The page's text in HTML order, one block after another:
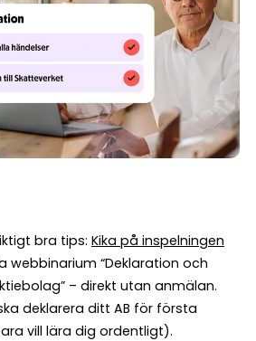
bra tips: Kika på inspelningen
webbinarium “Deklaration och
– direkt utan anmälan.
deklarera ditt AB för första
vill lära dig ordentligt).